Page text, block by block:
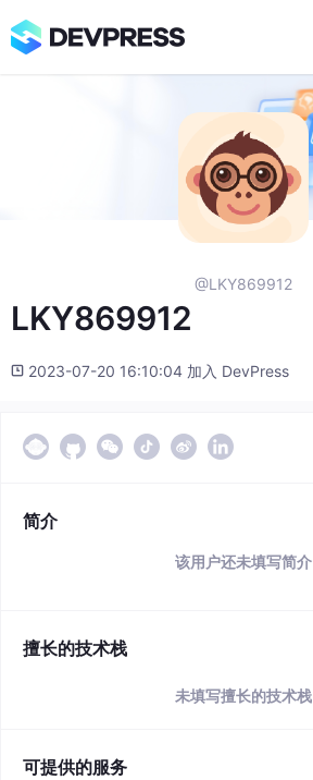
@LKY869912
LKY869912
2023-07-20 16:10:04 加入 DevPress
简介
该用户还未填写简介
擅长的技术栈
未填写擅长的技术栈
可提供的服务